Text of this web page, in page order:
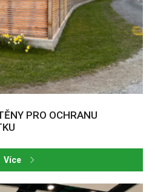
PRO OCHRANU
Více